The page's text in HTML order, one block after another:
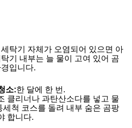
탁기 자체가 오염되어 있으면 아
기 내부는 늘 물이 고여 있어 곰
입니다.
소:한 달에 한 번.
클리너나 과탄산소다를 넣고 물
척 코스를 돌려 내부 숨은 곰팡
합니다.